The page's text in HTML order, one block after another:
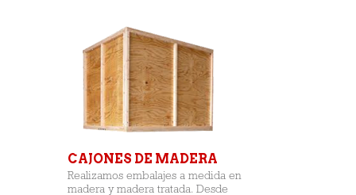
CAJONES DE MADERA
Realizamos embalajes a medida en
madera y madera tratada. Desde